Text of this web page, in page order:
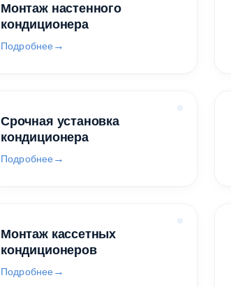
Монтаж настенного
кондиционера
Подробнее
Срочная установка
кондиционера
Подробнее
Монтаж кассетных
кондиционеров
Подробнее